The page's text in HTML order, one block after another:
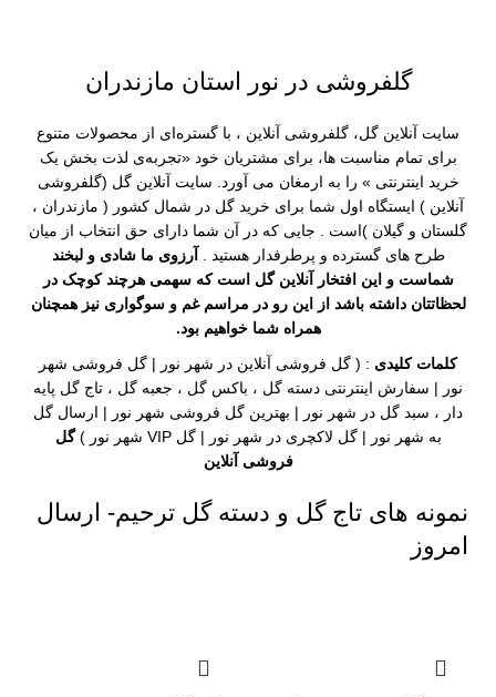
گلفروشی در نور استان مازندران
سایت آنلاین گل، گلفروشی آنلاین ، با گستره‌ای از محصولات متنوع
برای تمام مناسبت ها، برای مشتریان خود «تجربه‌ی لذت‌ بخش یک
خرید اینترنتی » را به ارمغان می آورد. سایت آنلاین گل (گلفروشی
آنلاین ) ایستگاه اول شما برای خرید گل در شمال کشور ( مازندران ،
گلستان و گیلان )است . جایی که در آن شما دارای حق انتخاب از میان
طرح های گسترده و پرطرفدار هستید .
آرزوی ما شادی و لبخند
شماست و این افتخار
آنلاین گل است که سهمی هرچند کوچک در
لحظاتتان داشته باشد از این رو در مراسم غم و سوگواری نیز همچنان
همراه شما خواهیم بود.
کلمات کلیدی : ( گل فروشی آنلاین در شهر نور | گل فروشی شهر
نور | سفارش اینترنتی دسته گل ، باکس گل ، جعبه گل ، تاج گل پایه
دار ، سبد گل در شهر نور | بهترین گل فروشی شهر نور | ارسال گل
به شهر نور | گل لاکچری در شهر نور | گل VIP شهر نور )
گل
فروشی آنلاین
نمونه های تاج گل و دسته گل ترحیم- ارسال
امروز